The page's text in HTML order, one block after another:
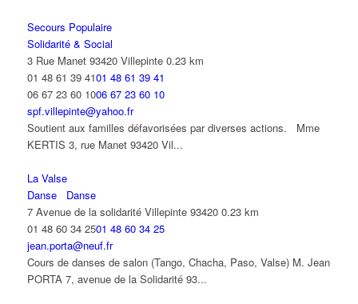
Secours Populaire
Solidarité & Social
3 Rue Manet 93420 Villepinte 0.23 km
01 48 61 39 4101 48 61 39 41
06 67 23 60 1006 67 23 60 10
spf.villepinte@yahoo.fr
Soutient aux familles défavorisées par diverses actions. Mme
KERTIS 3, rue Manet 93420 Vil...
La Valse
Danse
Danse
7 Avenue de la solidarité Villepinte 93420 0.23 km
01 48 60 34 2501 48 60 34 25
jean.porta@neuf.fr
Cours de danses de salon (Tango, Chacha, Paso, Valse) M. Jean
PORTA 7, avenue de la Solidarité 93...